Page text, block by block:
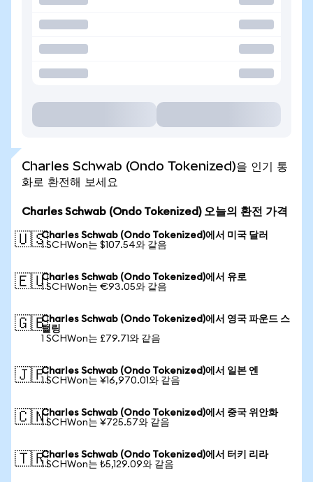
Charles Schwab (Ondo Tokenized)을 인기 통
화로 환전해 보세요
Charles Schwab (Ondo Tokenized) 오늘의 환전 가격
🇺🇸Charles Schwab (Ondo Tokenized)에서 미국 달러
1 SCHWon는 $107.54와 같음
🇪🇺Charles Schwab (Ondo Tokenized)에서 유로
1 SCHWon는 €93.05와 같음
🇬🇧Charles Schwab (Ondo Tokenized)에서 영국 파운드 스
털링
1 SCHWon는 £79.71와 같음
🇯🇵Charles Schwab (Ondo Tokenized)에서 일본 엔
1 SCHWon는 ¥16,970.01와 같음
🇨🇳Charles Schwab (Ondo Tokenized)에서 중국 위안화
1 SCHWon는 ¥725.57와 같음
🇹🇷Charles Schwab (Ondo Tokenized)에서 터키 리라
1 SCHWon는 ₺5,129.09와 같음